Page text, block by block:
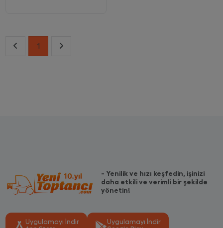
1
- Yenilik ve hızı keşfedin, işinizi
daha etkili ve verimli bir şekilde
yönetin!
Uygulamayı İndir Uygulamayı İndir